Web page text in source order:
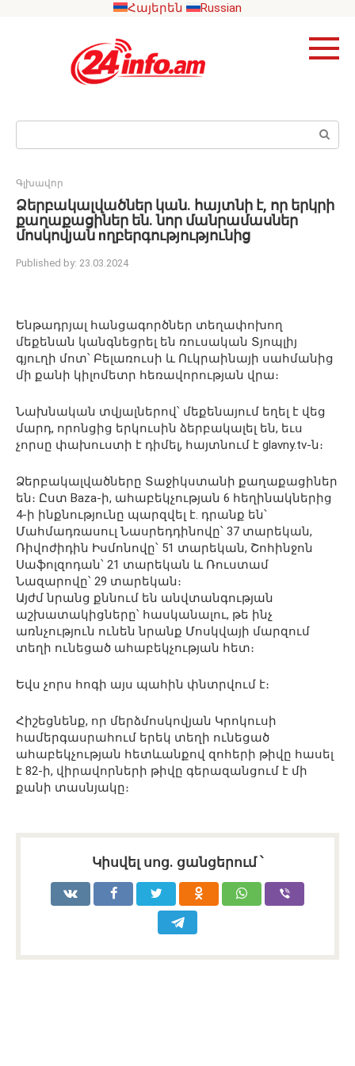
Հայերեն Russian
Search:
Գլխավոր
Ձերբակալվածներ կան․ հայտնի է, որ երկրի
քաղաքացիներ են․ նոր մանրամասներ
մոսկովյան nղբերգությությունից
Published by: 23.03.2024
Ենթադրյալ հանցագործներ տեղափոխող
մեքենան կանգնեցրել են ռուսական Տյոպլիյ
գյուղի մոտ՝ Բելառուսի և Ուկրաինայի սահմանից
մի քանի կիլոմետր հեռավորության վրա։
Նախնական տվյալներով՝ մեքենայում եղել է վեց
մարդ, որոնցից երկուսին ձերբակալել են, եւս
չորսը փախուստի է դիմել, հայտնում է glavny.tv-ն։
Ձերբակալվածները Տաջիկստանի քաղաքացիներ
են։ Ըստ Baza-ի, ահաբեկչության 6 հեղինակներից
4-ի ինքնությունը պարզվել է․ դրանք են՝
Մահմադռասուլ Նասրեդդինովը՝ 37 տարեկան,
Ռիվոժիդին Իսմոնովը՝ 51 տարեկան, Շոհինջոն
Սաֆոլզոդան՝ 21 տարեկան և Ռուստամ
Նազարովը՝ 29 տարեկան։
Այժմ նրանց քննում են անվտանգության
աշխատակիցները՝ հասկանալու, թե ինչ
առնչություն ունեն նրանք Մոսկվայի մարզում
տեղի ունեցած ահաբեկչության հետ։
Եվս չորս հոգի այս պահին փնտրվում է։
Հիշեցնենք, որ մերձմոսկովյան Կրոկուսի
համերգասրահում երեկ տեղի ունեցած
ահաբեկչության հետևանքով զոհերի թիվը հասել
է 82-ի, վիրավորների թիվը գերազանցում է մի
քանի տասնյակը։
Կիսվել սոց․ ցանցերում ՝